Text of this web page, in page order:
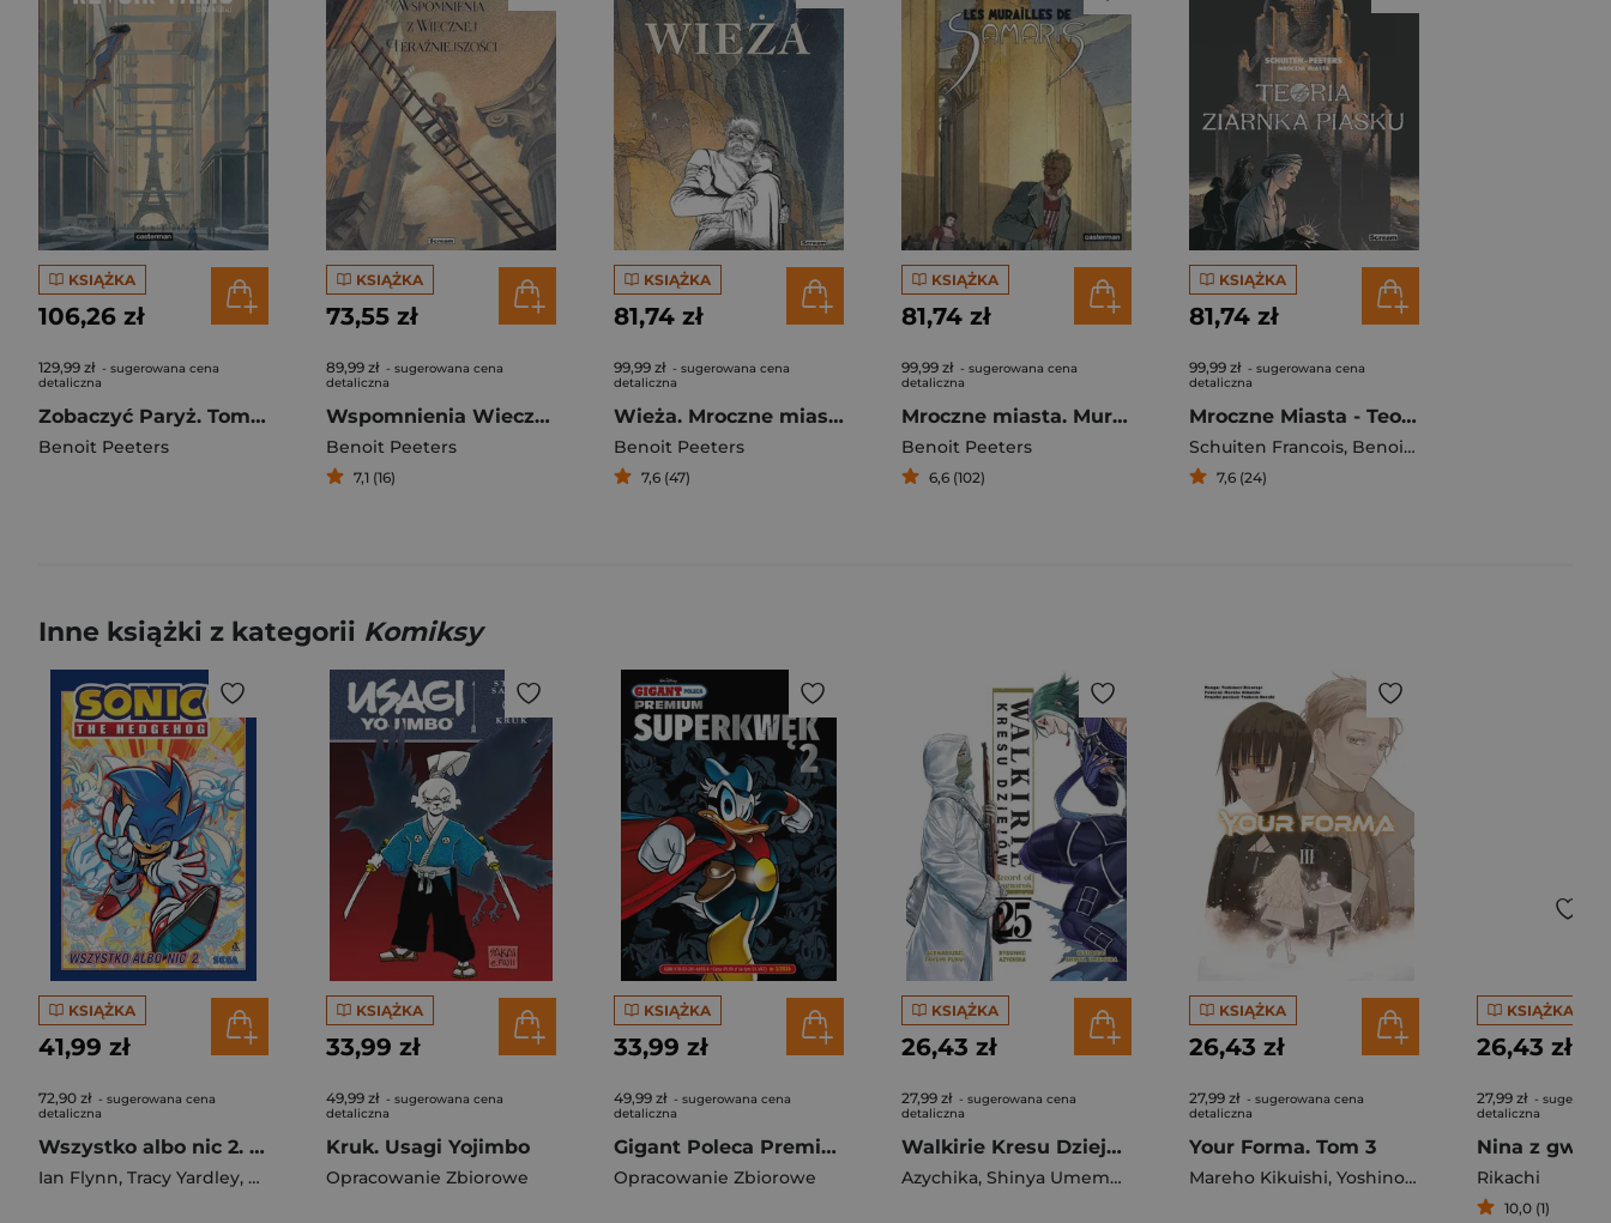
KSIĄŻKA
106,26 zł
129,99 zł - sugerowana cena
detaliczna
Zobaczyć Paryż. Tom 1-2
Benoit Peeters
KSIĄŻKA
73,55 zł
89,99 zł - sugerowana cena
detaliczna
Wspomnienia Wiecznej Teraźniejszości. Mroczne Miasta
Benoit Peeters
7,1 (16)
KSIĄŻKA
81,74 zł
99,99 zł - sugerowana cena
detaliczna
Wieża. Mroczne miasta
Benoit Peeters
7,6 (47)
KSIĄŻKA
81,74 zł
99,99 zł - sugerowana cena
detaliczna
Mroczne miasta. Mury Samaris
Benoit Peeters
6,6 (102)
KSIĄŻKA
81,74 zł
99,99 zł - sugerowana cena
detaliczna
Mroczne Miasta - Teoria ziarnka piasku
Schuiten Francois, Benoit Peeters
7,6 (24)
Inne książki z kategorii Komiksy
KSIĄŻKA
41,99 zł
72,90 zł - sugerowana cena
detaliczna
Wszystko albo nic 2. Sonic the Hedgehog. Tom 14 wyd. 2
Ian Flynn, Tracy Yardley, Adam Bryce Thomas
KSIĄŻKA
33,99 zł
49,99 zł - sugerowana cena
detaliczna
Kruk. Usagi Yojimbo
Opracowanie Zbiorowe
KSIĄŻKA
33,99 zł
49,99 zł - sugerowana cena
detaliczna
Gigant Poleca Premium. Tom 3/2026. Superkwęk 2
Opracowanie Zbiorowe
KSIĄŻKA
26,43 zł
27,99 zł - sugerowana cena
detaliczna
Walkirie Kresu Dziejów Record of Ragnarok. Tom 25
Azychika, Shinya Umemura
KSIĄŻKA
26,43 zł
27,99 zł - sugerowana cena
detaliczna
Your Forma. Tom 3
Mareho Kikuishi, Yoshinori Kisaragi
KSIĄŻKA
26,43 zł
27,99 zł -
detaliczna
Rikachi
10,0 (1)